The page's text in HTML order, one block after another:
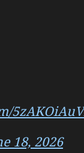
18, 2026